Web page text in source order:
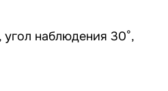
наблюдения 30°,